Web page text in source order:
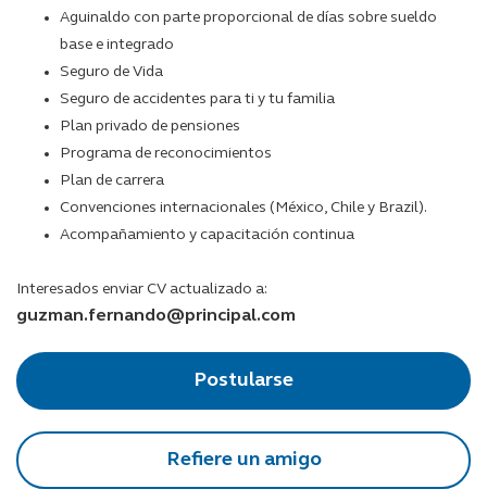
Aguinaldo con parte proporcional de días sobre sueldo
base e integrado
Seguro de Vida
Seguro de accidentes para ti y tu familia
Plan privado de pensiones
Programa de reconocimientos
Plan de carrera
Convenciones internacionales (México, Chile y Brazil).
Acompañamiento y capacitación continua
Interesados enviar CV actualizado a:
guzman.fernando@principal.com
Postularse
Refiere un amigo